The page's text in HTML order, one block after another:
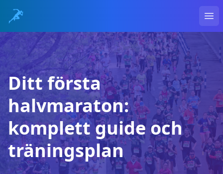
Ditt första
halvmaraton:
komplett guide och
träningsplan